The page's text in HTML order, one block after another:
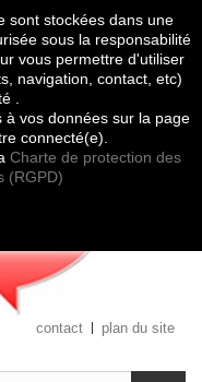
sont stockées dans une
sous la responsabilité
vous permettre d'utiliser
navigation, contact, etc)
.
vos données sur la page
connecté(e).
Charte de protection des
(RGPD)
Contactez-nous
contact plan du site